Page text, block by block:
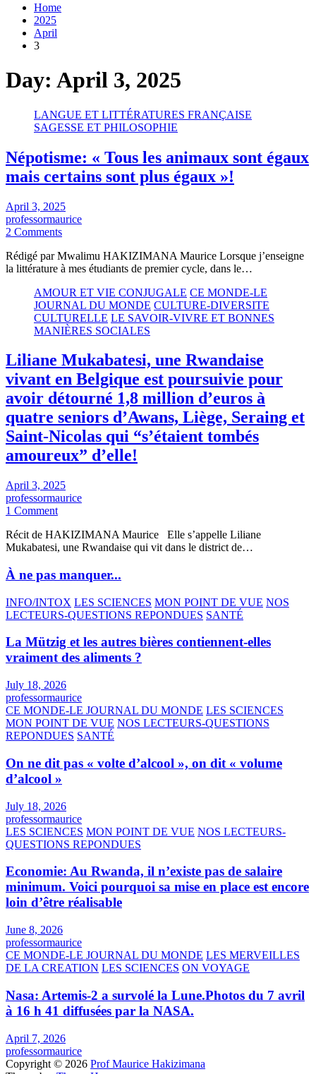
Home
2025
April
3
Day: April 3, 2025
LANGUE ET LITTÉRATURES FRANÇAISE
SAGESSE ET PHILOSOPHIE
Népotisme: « Tous les animaux sont égaux
mais certains sont plus égaux »!
April 3, 2025
professormaurice
2 Comments
Rédigé par Mwalimu HAKIZIMANA Maurice Lorsque j’enseigne
la littérature à mes étudiants de premier cycle, dans le…
AMOUR ET VIE CONJUGALE CE MONDE-LE
JOURNAL DU MONDE CULTURE-DIVERSITE
CULTURELLE LE SAVOIR-VIVRE ET BONNES
MANIÈRES SOCIALES
Liliane Mukabatesi, une Rwandaise
vivant en Belgique est poursuivie pour
avoir détourné 1,8 million d’euros à
quatre seniors d’Awans, Liège, Seraing et
Saint-Nicolas qui “s’étaient tombés
amoureux” d’elle!
April 3, 2025
professormaurice
1 Comment
Récit de HAKIZIMANA Maurice Elle s’appelle Liliane
Mukabatesi, une Rwandaise qui vit dans le district de…
À ne pas manquer...
INFO/INTOX LES SCIENCES MON POINT DE VUE NOS
LECTEURS-QUESTIONS REPONDUES SANTÉ
La Mützig et les autres bières contiennent-elles
vraiment des aliments ?
July 18, 2026
professormaurice
CE MONDE-LE JOURNAL DU MONDE LES SCIENCES
MON POINT DE VUE NOS LECTEURS-QUESTIONS
REPONDUES SANTÉ
On ne dit pas « volte d’alcool », on dit « volume
d’alcool »
July 18, 2026
professormaurice
LES SCIENCES MON POINT DE VUE NOS LECTEURS-
QUESTIONS REPONDUES
Economie: Au Rwanda, il n’existe pas de salaire
minimum. Voici pourquoi sa mise en place est encore
loin d’être réalisable
June 8, 2026
professormaurice
CE MONDE-LE JOURNAL DU MONDE LES MERVEILLES
DE LA CREATION LES SCIENCES ON VOYAGE
Nasa: Artemis-2 a survolé la Lune.Photos du 7 avril
à 16 h 41 diffusées par la NASA.
April 7, 2026
professormaurice
Copyright © 2026 Prof Maurice Hakizimana